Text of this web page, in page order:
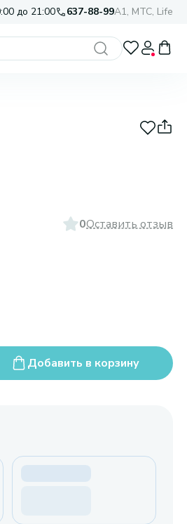
до 21:00 637-88-99A1, МТС, Life
0Оставить отзыв
Добавить в корзину